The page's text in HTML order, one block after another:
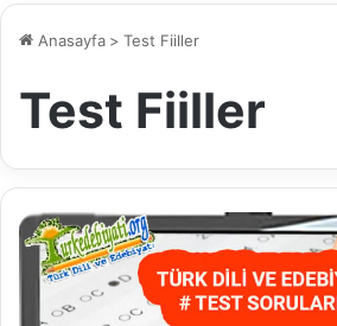
Anasayfa > Test Fiiller
Test Fiiller